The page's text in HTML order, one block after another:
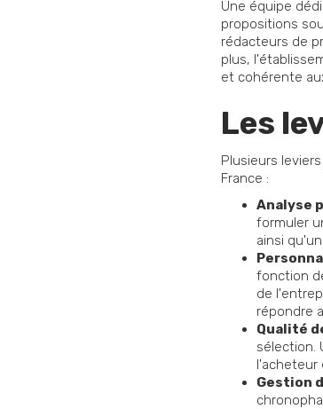
Une équipe
propositions
rédacteurs de
plus,
et cohérente
Les
Plusieurs
France :
Analyse
formuler
ainsi
fonction
de
répondre
Qualité
sélection.
l'acheteur
Gestion